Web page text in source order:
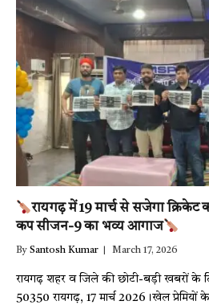
रायगढ़ में 19 मार्च से सजेगा क्रिकेट
कप सीजन-9 का भव्य आगाज
By Santosh Kumar March 17, 2026
रायगढ़ शहर व जिले की छोटी-बड़ी खबरों के
50350 रायगढ़, 17 मार्च 2026।खेल